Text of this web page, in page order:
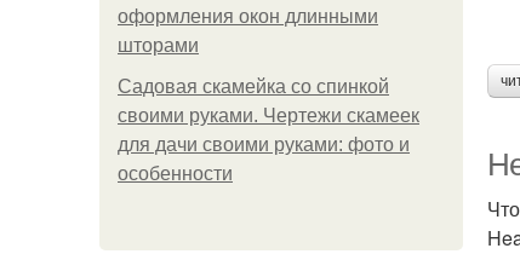
оформления окон длинными
шторами
Садовая скамейка со спинкой
своими руками. Чертежи скамеек
для дачи своими руками: фото и
особенности